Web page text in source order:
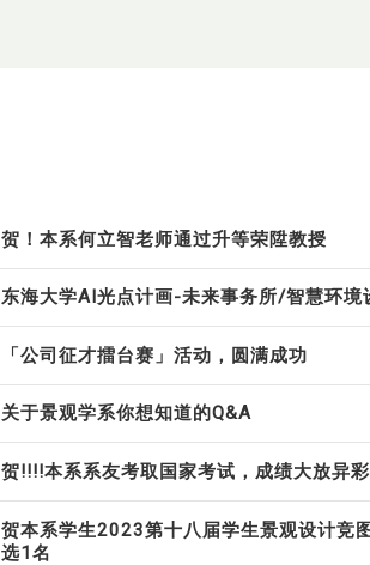
贺！本系何立智老师通过升等荣陞教授
东海大学AI光点计画-未来事务所/智慧环境
「公司征才擂台赛」活动，圆满成功
关于景观学系你想知道的Q&A
贺!!!!本系系友考取国家考试，成绩大放异彩
贺本系学生2023第十八届学生景观设计竞
选1名